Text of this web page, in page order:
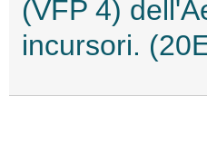
(VFP 4)
incursori.